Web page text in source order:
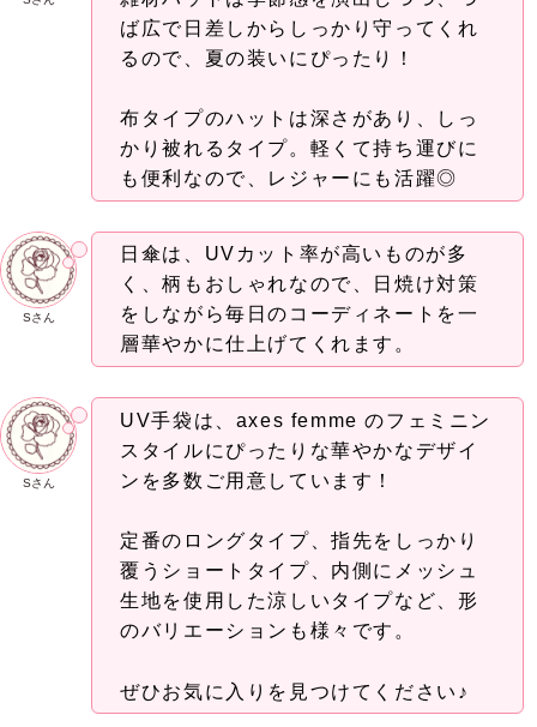
ば広で日差しからしっかり守ってくれ
るので、夏の装いにぴったり！
布タイプのハットは深さがあり、しっ
かり被れるタイプ。軽くて持ち運びに
も便利なので、レジャーにも活躍◎
Sさん
日傘は、UVカット率が高いものが多
く、柄もおしゃれなので、日焼け対策
をしながら毎日のコーディネートを一
層華やかに仕上げてくれます。
Sさん
UV手袋は、axes femme のフェミニン
スタイルにぴったりな華やかなデザイ
ンを多数ご用意しています！
定番のロングタイプ、指先をしっかり
覆うショートタイプ、内側にメッシュ
生地を使用した涼しいタイプなど、形
のバリエーションも様々です。
ぜひお気に入りを見つけてください♪